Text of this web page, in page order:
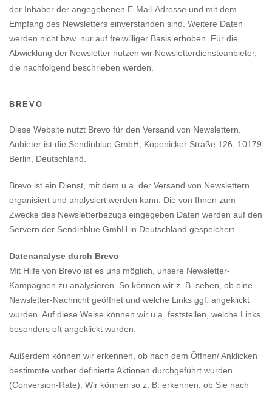
der Inhaber der angegebenen E-Mail-Adresse und mit dem
Empfang des Newsletters einverstanden sind. Weitere Daten
werden nicht bzw. nur auf freiwilliger Basis erhoben. Für die
Abwicklung der Newsletter nutzen wir Newsletterdiensteanbieter,
die nachfolgend beschrieben werden.
BREVO
Diese Website nutzt Brevo für den Versand von Newslettern.
Anbieter ist die Sendinblue GmbH, Köpenicker Straße 126, 10179
Berlin, Deutschland.
Brevo ist ein Dienst, mit dem u.a. der Versand von Newslettern
organisiert und analysiert werden kann. Die von Ihnen zum
Zwecke des Newsletterbezugs eingegeben Daten werden auf den
Servern der Sendinblue GmbH in Deutschland gespeichert.
Datenanalyse durch Brevo
Mit Hilfe von Brevo ist es uns möglich, unsere Newsletter-
Kampagnen zu analysieren. So können wir z. B. sehen, ob eine
Newsletter-Nachricht geöffnet und welche Links ggf. angeklickt
wurden. Auf diese Weise können wir u.a. feststellen, welche Links
besonders oft angeklickt wurden.
Außerdem können wir erkennen, ob nach dem Öffnen/ Anklicken
bestimmte vorher definierte Aktionen durchgeführt wurden
(Conversion-Rate). Wir können so z. B. erkennen, ob Sie nach